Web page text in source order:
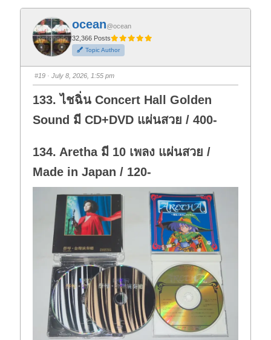
k
f
o
r
t
h
u
m
d
o
n
.
k
o
r
t
h
u
m
u
p
ocean@ocean
32,366 Posts
Topic Author
#19 · July 8, 2026, 1:55 pm
133. ไชฉิ่น Concert Hall Golden
Sound มี CD+DVD แผ่นสวย / 400-
134. Aretha มี 10 เพลง แผ่นสวย /
Made in Japan / 120-